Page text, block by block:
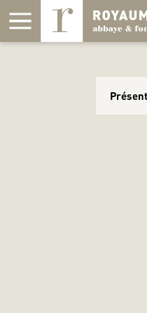
Panneau de gestion des